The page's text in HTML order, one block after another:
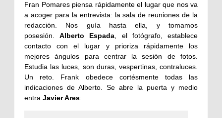
Fran Pomares piensa rápidamente el lugar que nos va
a acoger para la entrevista: la sala de reuniones de la
redacción. Nos guía hasta ella, y tomamos
posesión.Alberto Espada, el fotógrafo, establece
contacto con el lugar y prioriza rápidamente los
mejores ángulos para centrar la sesión de fotos.
Estudia las luces, son duras, vespertinas, contraluces.
Un reto. Frank obedece cortésmente todas las
indicaciones de Alberto. Se abre la puerta y medio
entra Javier Ares: